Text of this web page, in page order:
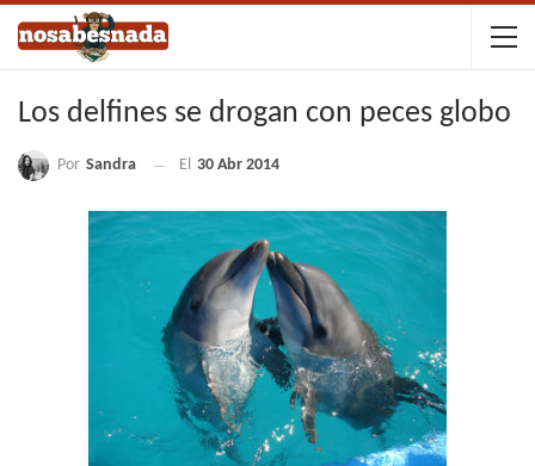
Los delfines se drogan con peces globo
Por Sandra El 30 Abr 2014